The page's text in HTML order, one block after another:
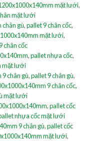
mặt lưới,
mặt lưới
gù,pallet 9 chân cốc,
mặt lưới,
chân cốc
,pallet nhựa cốc,
mặt lưới
chân gù,pallet 9 chân gù,
9 chân cốc,
mặt lưới
,pallet cốc
nhựa cốc mặt lưới
9 chân gù,pallet cốc
mặt lưới,